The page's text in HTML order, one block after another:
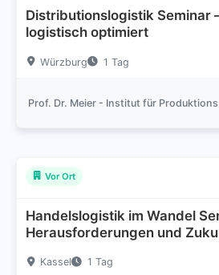
Distributionslogistik Seminar
logistisch optimiert
Würzburg 1 Tag
Vor Ort
Handelslogistik im Wandel
Herausforderungen und
Kassel 1 Tag